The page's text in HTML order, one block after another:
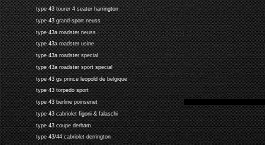
type 43 tourer 4 seater harrington
type 43 grand-sport neuss
type 43a roadster neuss
type 43a roadster usine
type 43a roadster special
type 43a roadster sport special
type 43 gs prince leopold de belgique
type 43 torpedo sport
type 43 berline poinsenet
type 43 cabriolet figoni & falaschi
type 43 coupe derham
type 43/44 cabriolet derrington